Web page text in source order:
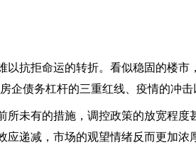
以抗拒命运的转折。看似稳固的楼
企债务杠杆的三重红线、疫情的冲
所未有的措施，调控政策的放宽程
应递减，市场的观望情绪反而更加浓